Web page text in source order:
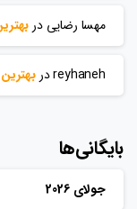
مهسا رضایی در
reyhanehدر
بایگانی‌ها
جولای 2026